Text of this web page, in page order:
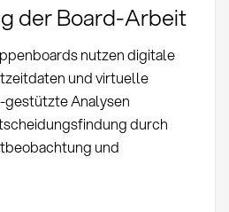
der Board-Arbeit
nutzen digitale
und virtuelle
gestützte Analysen
durch
und